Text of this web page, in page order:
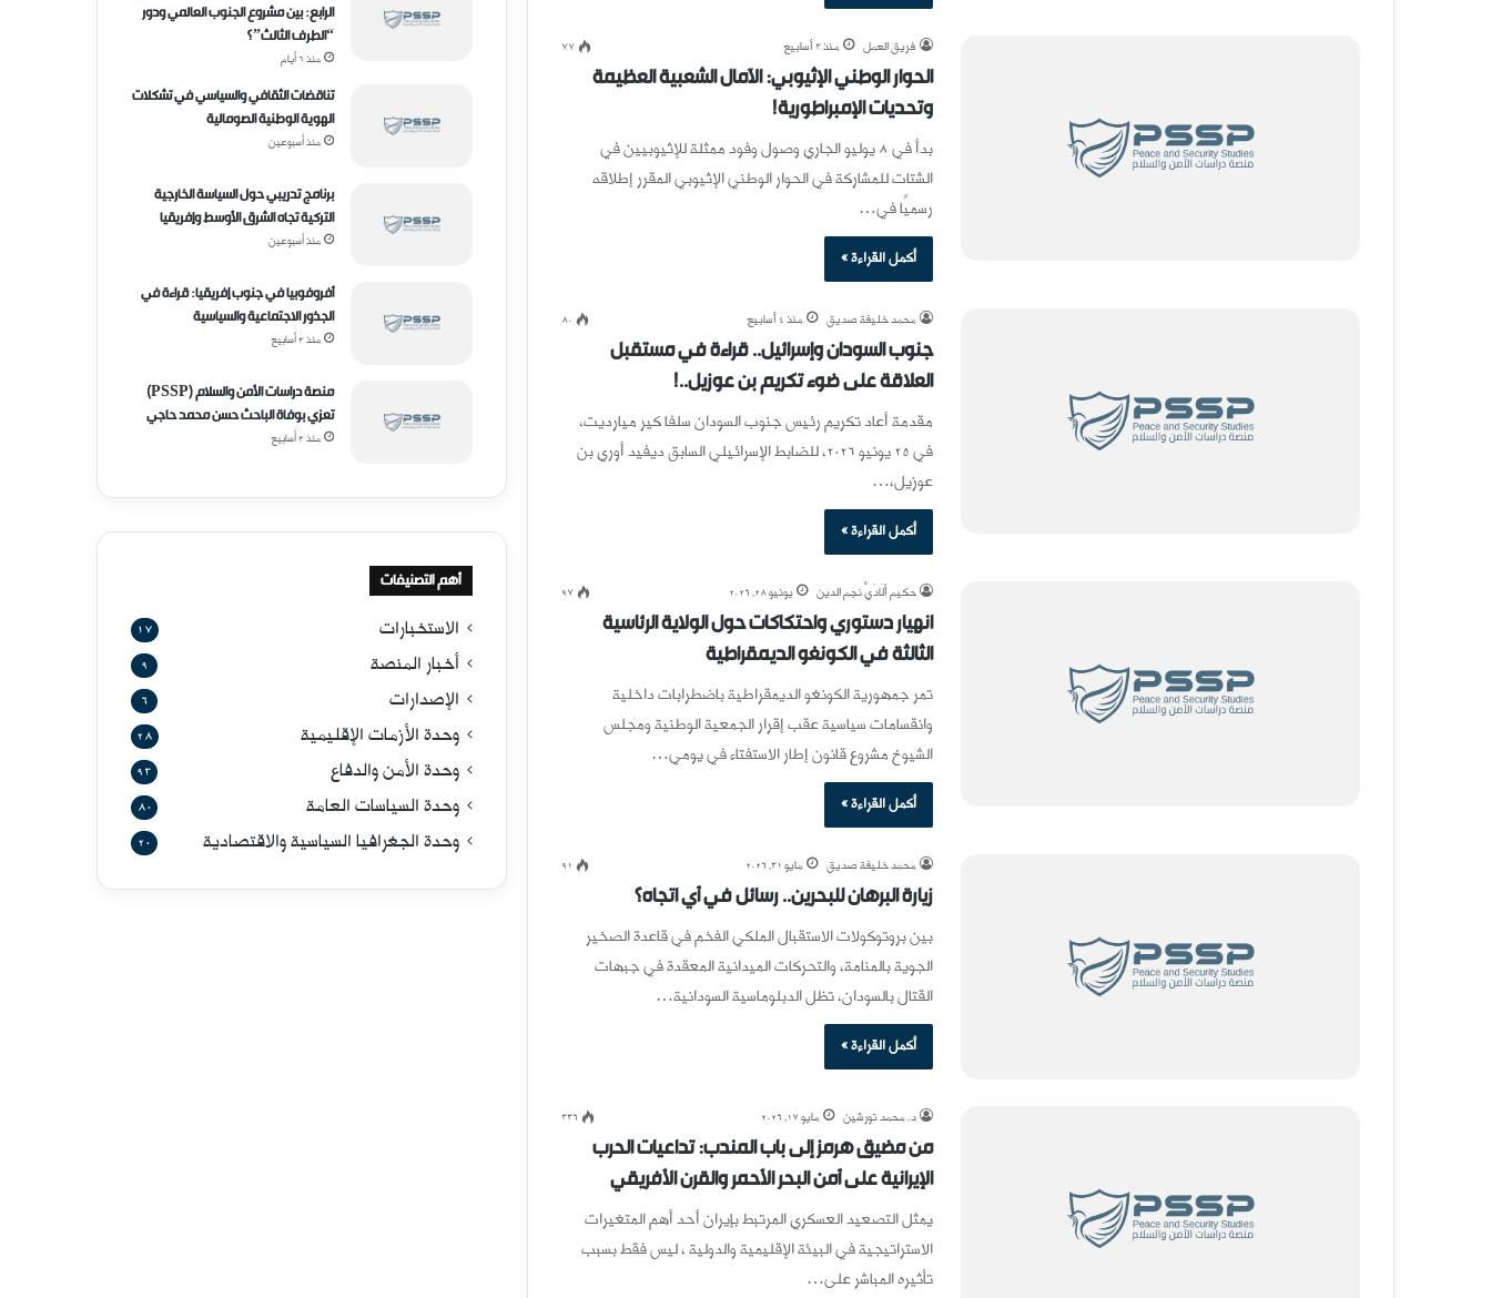
فريق العمل منذ 3 أسابيع 77
الحوار الوطني الإثيوبي: الآمال الشعبية العظيمة
وتحديات الإمبراطورية!
بدأ في 8 يوليو الجاري وصول وفود ممثلة للإثيوبيين في
الشتات للمشاركة في الحوار الوطني الإثيوبي المقرر إطلاقه
رسميًا في…
أكمل القراءة »
محمد خليفة صديق منذ 4 أسابيع 80
جنوب السودان وإسرائيل.. قراءة في مستقبل
العلاقة على ضوء تكريم بن عوزيل..!
مقدمة أعاد تكريم رئيس جنوب السودان سلفا كير ميارديت،
في 25 يونيو 2026، للضابط الإسرائيلي السابق ديفيد أوري بن
عوزيل،…
أكمل القراءة »
حكيم أَلَادَيْ نجم الدين يونيو 28, 2026 97
انهيار دستوري واحتكاكات حول الولاية الرئاسية
الثالثة في الكونغو الديمقراطية
تمر جمهورية الكونغو الديمقراطية باضطرابات داخلية
وانقسامات سياسية عقب إقرار الجمعية الوطنية ومجلس
الشيوخ مشروع قانون إطار الاستفتاء في يومي…
أكمل القراءة »
محمد خليفة صديق مايو 31, 2026 91
زيارة البرهان للبحرين.. رسائل في أي اتجاه؟
بين بروتوكولات الاستقبال الملكي الفخم في قاعدة الصخير
الجوية بالمنامة، والتحركات الميدانية المعقدة في جبهات
القتال بالسودان، تظل الدبلوماسية السودانية…
أكمل القراءة »
د. محمد تورشين مايو 17, 2026 336
من مضيق هرمز إلى باب المندب: تداعيات الحرب
الإيرانية على أمن البحر الأحمر والقرن الأفريقي
يمثل التصعيد العسكري المرتبط بإيران أحد أهم المتغيرات
الاستراتيجية في البيئة الإقليمية والدولية ، ليس فقط بسبب
تأثيره المباشر على…
الرابع: بين مشروع الجنوب العالمي ودور
“الطرف الثالث”؟
منذ 6 أيام
تناقضات الثقافي والسياسي في تشكلات
الهوية الوطنية الصومالية
منذ أسبوعين
برنامج تدريبي حول السياسة الخارجية
التركية تجاه الشرق الأوسط وإفريقيا
منذ أسبوعين
أفروفوبيا في جنوب إفريقيا: قراءة في
الجذور الاجتماعية والسياسية
منذ 3 أسابيع
منصة دراسات الأمن والسلام (PSSP)
تعزي بوفاة الباحث حسن محمد حاجي
منذ 3 أسابيع
أهم التصنيفات
الاستخبارات 17
أخبار المنصة 9
الإصدارات 6
وحدة الأزمات الإقليمية 28
وحدة الأمن والدفاع 93
وحدة السياسات العامة 80
وحدة الجغرافيا السياسية والاقتصادية 20